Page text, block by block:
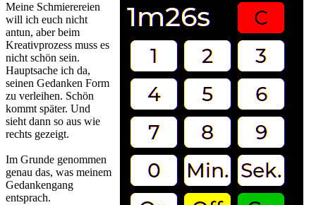
Meine Schmierereien
will ich euch nicht
antun, aber beim
Kreativprozess muss es
nicht schön sein.
Hauptsache ich da,
seinen Gedanken Form
zu verleihen. Schön
kommt später. Und
sieht dann so aus wie
rechts gezeigt.
Im Grunde genommen
genau das, was meinem
Gedankengang
entsprach.